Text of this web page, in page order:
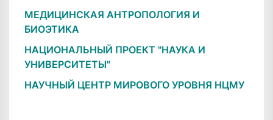
МЕДИЦИНСКАЯ АНТРОПОЛОГИЯ И
БИОЭТИКА
НАЦИОНАЛЬНЫЙ ПРОЕКТ "НАУКА И
УНИВЕРСИТЕТЫ"
НАУЧНЫЙ ЦЕНТР МИРОВОГО УРОВНЯ НЦМУ